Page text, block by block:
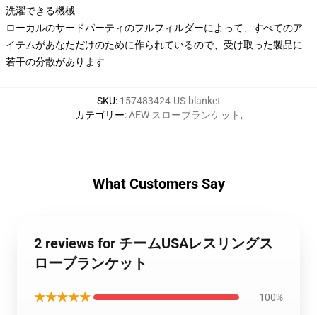
洗濯できる機械
ローカルのサードパーティのフルフィルダーによって、すべてのア
イテムがあなただけのために作られているので、受け取った製品に
若干の分散があります
SKU: 157483424-US-blanket
カテゴリー:AEW スローブランケット ,
What Customers Say
2 reviews for チームUSAレスリングス
ローブランケット
★★★★★ 100%